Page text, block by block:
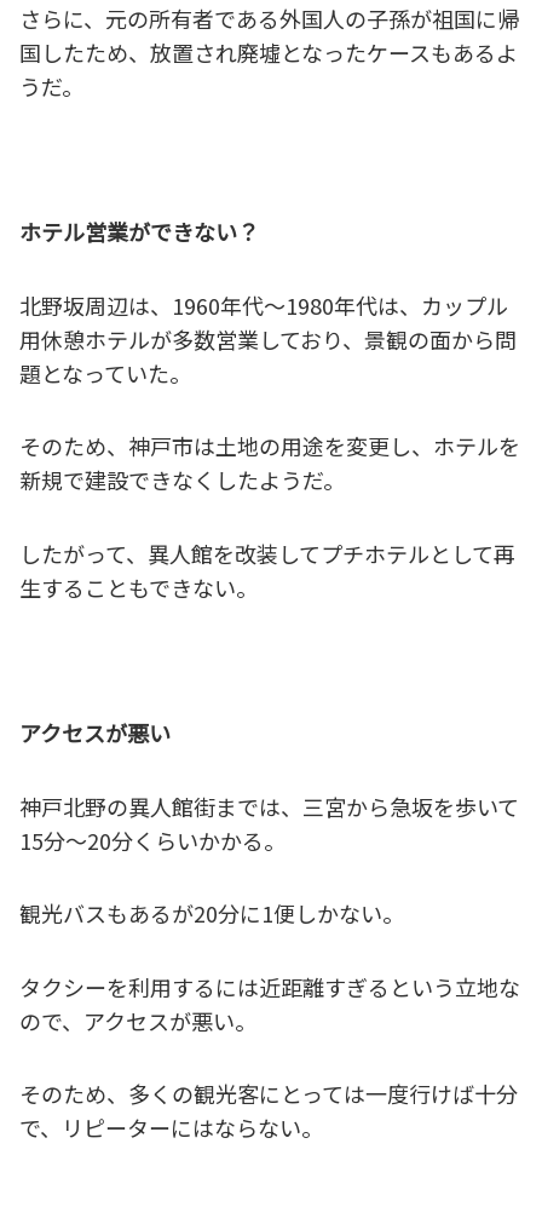
さらに、元の所有者である外国人の子孫が祖国に帰
国したため、放置され廃墟となったケースもあるよ
うだ。
ホテル営業ができない？
北野坂周辺は、1960年代～1980年代は、カップル
用休憩ホテルが多数営業しており、景観の面から問
題となっていた。
そのため、神戸市は土地の用途を変更し、ホテルを
新規で建設できなくしたようだ。
したがって、異人館を改装してプチホテルとして再
生することもできない。
アクセスが悪い
神戸北野の異人館街までは、三宮から急坂を歩いて
15分～20分くらいかかる。
観光バスもあるが20分に1便しかない。
タクシーを利用するには近距離すぎるという立地な
ので、アクセスが悪い。
そのため、多くの観光客にとっては一度行けば十分
で、リピーターにはならない。